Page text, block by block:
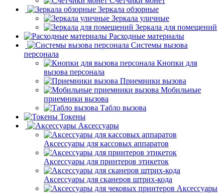
Зеркала обзорные
Зеркала уличные
Зеркала для помещений
Расходные материалы
Системы вызова
персонала
Кнопки для
вызова персонала
Приемники вызова
Мобильные
приемники вызова
Табло вызова
Токены
Аксессуары
Аксессуары для кассовых аппаратов
Аксессуары для принтеров этикеток
Аксессуары для сканеров штрих-кода
Аксессуары